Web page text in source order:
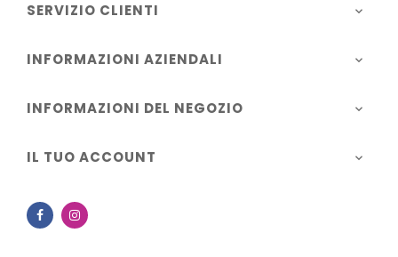
SERVIZIO CLIENTI 
INFORMAZIONI AZIENDALI 
INFORMAZIONI DEL NEGOZIO 
IL TUO ACCOUNT 
Facebook